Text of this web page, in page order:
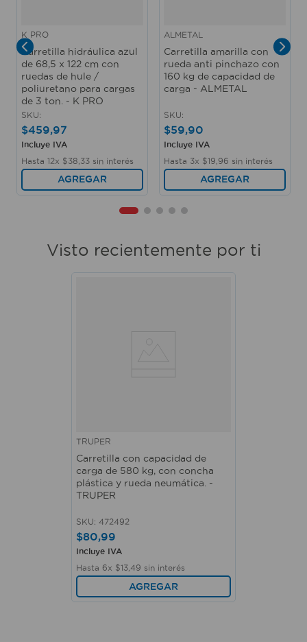
K PRO
Carretilla hidráulica azul
de 68,5 x 122 cm con
ruedas de hule /
poliuretano para cargas
de 3 ton. - K PRO
SKU:
$459,97
Incluye IVA
Hasta 12x $38 33 sin interés
AGREGAR
ALMETAL
Carretilla amarilla con
rueda anti pinchazo con
160 kg de capacidad de
carga - ALMETAL
SKU:
$59,90
Incluye IVA
Hasta 3x $19 96 sin interés
AGREGAR
Visto recientemente por ti
TRUPER
Carretilla con capacidad de
carga de 580 kg, con concha
plástica y rueda neumática. -
TRUPER
SKU: 472492
$80,99
Incluye IVA
Hasta 6x $13 49 sin interés
AGREGAR